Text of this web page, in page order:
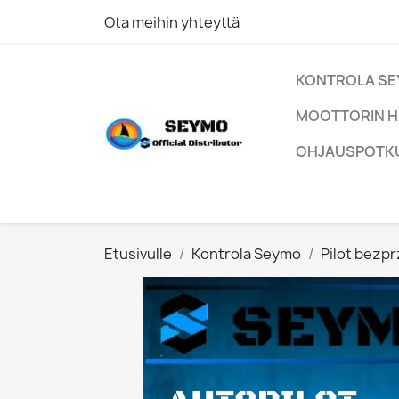
Ota meihin yhteyttä
KONTROLA
MOOTTORIN
Etusivulle Kontrola Seymo Pilot